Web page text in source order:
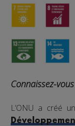
Connaissez-
L’ONU a créé